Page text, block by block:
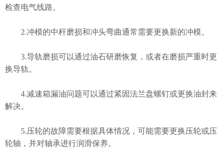
检查电气线路。
2.冲模的中杆磨损和冲头弯曲通常需要更换新的冲模。
3.导轨磨损可以通过油石研磨恢复，或者在磨损严重时更
换导轨。
4.减速箱漏油问题可以通过紧固法兰盘螺钉或更换油封来
解决。
5.压轮的故障需要根据具体情况，可能需要更换压轮或压
轮轴，并对轴承进行润滑保养。